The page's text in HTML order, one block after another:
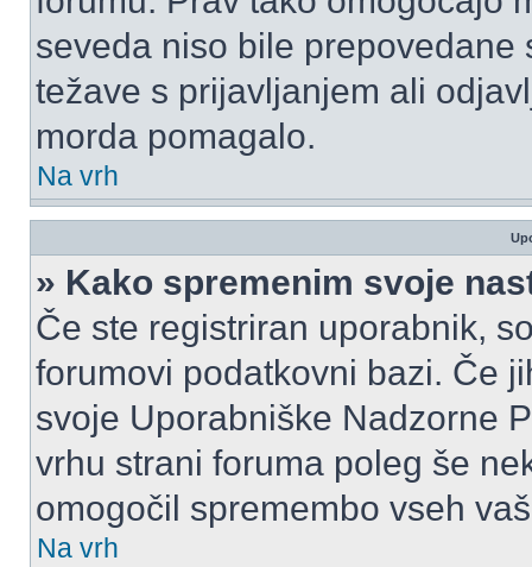
seveda niso bile
težave s prijavljanjem ali
morda pomagalo.
Na vrh
» Kako spremenim svoje
Če ste registriran uporabnik,
forumovi podatkovni bazi. Če
svoje Uporabniške Nadzorne
vrhu strani foruma poleg še
omogočil spremembo vseh
Na vrh